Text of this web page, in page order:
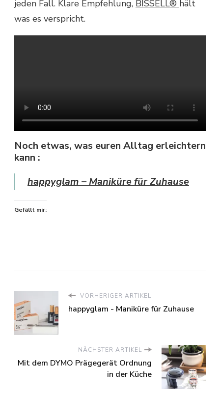
jeden Fall. Klare Empfehlung, BISSELL® hält
was es verspricht.
Noch etwas, was euren Alltag erleichtern
kann :
happyglam – Maniküre für Zuhause
Gefällt mir:
VORHERIGER ARTIKEL
happyglam - Maniküre für Zuhause
NÄCHSTER ARTIKEL
Mit dem DYMO Prägegerät Ordnung
in der Küche